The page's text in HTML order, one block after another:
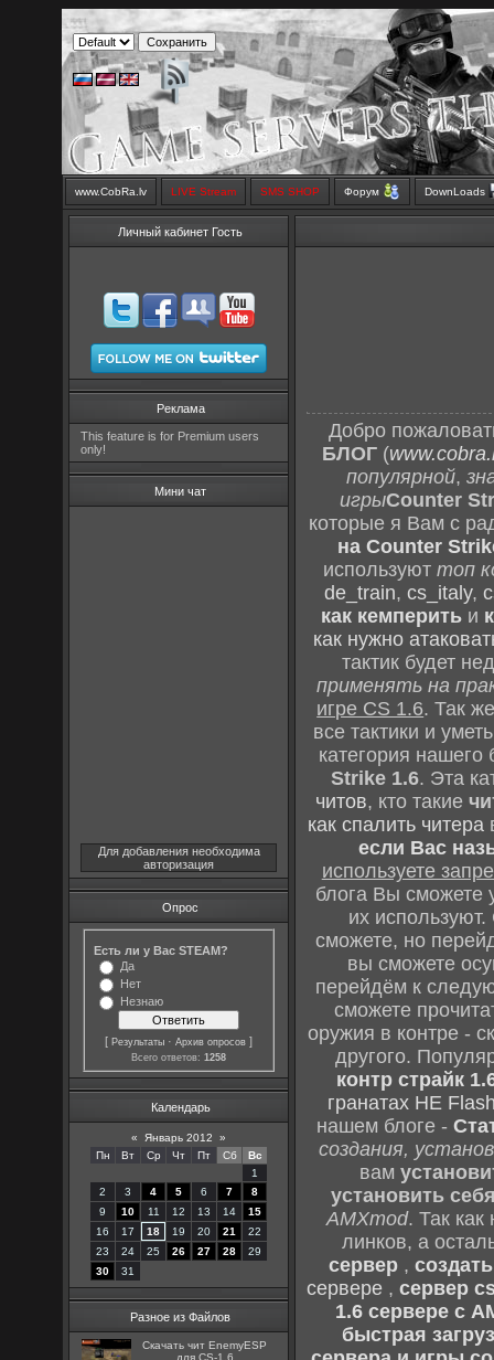
www.CobRa.lv LIVE Stream SMS SHOP Форум DownLoads
Личный кабинет Гость
Реклама
This feature is for Premium users
only!
Мини чат
Для добавления необходима
авторизация
Опрос
Есть ли у Вас STEAM?
Да
Нет
Незнаю
[Результаты ·Архив опросов ]
Всего ответов:1258
Календарь
« Январь 2012
»
Пн
Вт Ср Чт Пт Сб
Вс
1
2
3 4 5 6 7
8
9
10 11 12 13 14
15
16
17 18 19 20 21
22
23
24 25 26 27 28
29
30
31
Разное из Файлов
Скачать чит EnemyESP
для CS-1.6
Добро
БЛОГ(
популярной,
игрыCounter
которые я Вам с
на Counter
используют топ
de_train, cs_italy,
как кемперить и
как нужно
тактик будет
применять на
игре CS 1.6. Так
все тактики и
категория нашего
Strike 1.6. Эта
читов, кто такие
как спалить читера
если Вас
используете
блога Вы сможете
их
сможете, но
вы сможете
перейдём к
сможете
оружия в контре -
другого.
контр страйк
гранатах HE
нашем блоге -
создания,
вам
установить
AMXmod. Так как
линков, а
сервер ,
сервере ,сервер
1.6 сервере с
быстрая